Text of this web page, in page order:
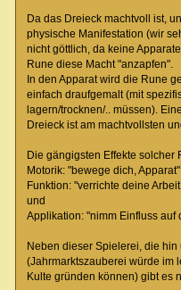
Da das Dreieck machtvoll ist,
physische Manifestation (wir
nicht göttlich, da keine
Rune diese Macht "anzapfen".
In den Apparat wird die Rune
einfach draufgemalt (mit
lagern/trocknen/.. müssen).
Dreieck ist am machtvollsten
Die gängigsten Effekte solcher
Motorik: "bewege dich, Apparat"
Funktion: "verrichte deine
und
Applikation: "nimm Einfluss auf
Neben dieser Spielerei, die
(Jahrmarktszauberei würde im
Kulte gründen können) gibt es